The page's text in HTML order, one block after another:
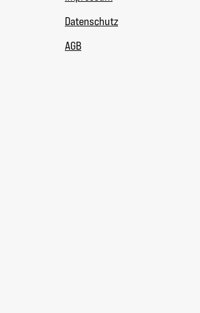
Datenschutz
AGB